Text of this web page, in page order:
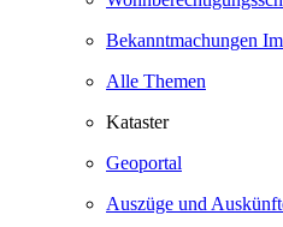
Bekanntmachungen
Alle Themen
Kataster
Geoportal
Auszüge und